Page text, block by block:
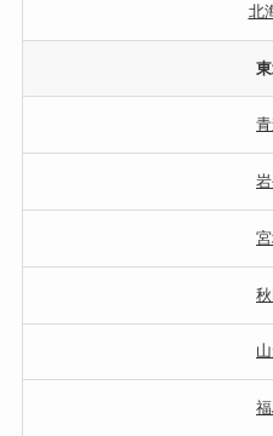
北